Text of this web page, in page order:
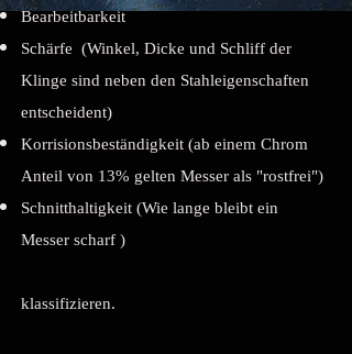
Bearbeitbarkeit
Schärfe (Winkel, Dicke und Schliff der
Klinge sind neben den Stahleigenschaften
entscheident)
Korrisionsbeständigkeit (ab einem Chrom
Anteil von 13% gelten Messer als "rostfrei")
Schnitthaltigkeit (Wie lange bleibt ein
Messer scharf )
klassifizieren.